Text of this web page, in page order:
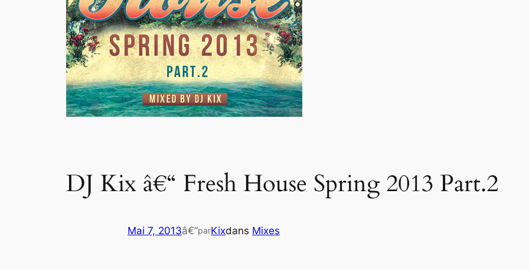
DJ Kix â€“ Fresh House Spring 2013 Part.2
Mai 7, 2013â€”parKixdans Mixes